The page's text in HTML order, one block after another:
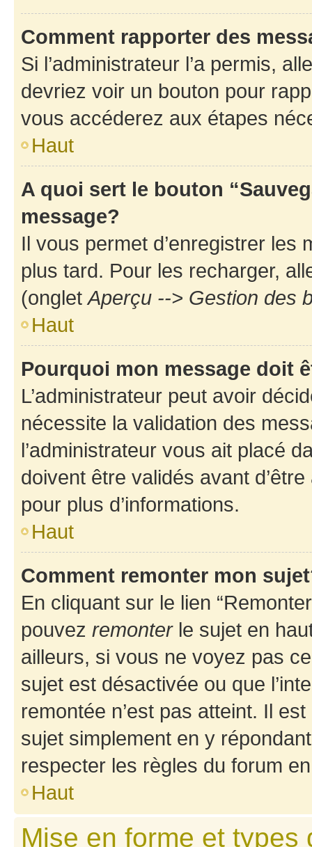
Comment rapporter des
Si l’administrateur l’a permis,
devriez voir un bouton pour
vous accéderez aux étapes
Haut
A quoi sert le bouton
message?
Il vous permet d’enregistrer
plus tard. Pour les recharger,
(ongletAperçu --> Gestion des
Haut
Pourquoi mon message doit
L’administrateur peut avoir
nécessite la validation des
l’administrateur vous ait placé
doivent être validés avant
pour plus d’informations.
Haut
Comment remonter mon
En cliquant sur le lien
pouvez remonterle sujet en
ailleurs, si vous ne voyez pas
sujet est désactivée ou que
remontée n’est pas atteint. Il
sujet simplement en y
respecter les règles du forum
Haut
Mise en forme et types